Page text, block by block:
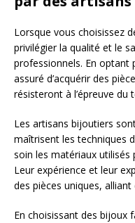
Lorsque vous choisissez
privilégier la qualité et le
professionnels. En optant
assuré d’acquérir des
résisteront à l’épreuve du
Les artisans bijoutiers
maîtrisent les techniques
soin les matériaux utilisés
Leur expérience et leur
des pièces uniques,
En choisissant des bijoux